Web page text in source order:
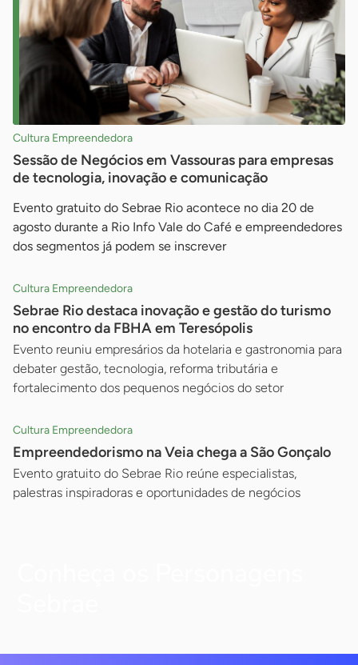
Cultura Empreendedora
Sessão de Negócios em Vassouras para empresas
de tecnologia, inovação e comunicação
Evento gratuito do Sebrae Rio acontece no dia 20 de
agosto durante a Rio Info Vale do Café e empreendedores
dos segmentos já podem se inscrever
Cultura Empreendedora
Sebrae Rio destaca inovação e gestão do turismo
no encontro da FBHA em Teresópolis
Evento reuniu empresários da hotelaria e gastronomia para
debater gestão, tecnologia, reforma tributária e
fortalecimento dos pequenos negócios do setor
Cultura Empreendedora
Empreendedorismo na Veia chega a São Gonçalo
Evento gratuito do Sebrae Rio reúne especialistas,
palestras inspiradoras e oportunidades de negócios